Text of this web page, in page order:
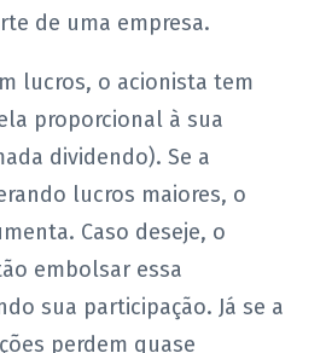
de uma empresa.
lucros, o acionista tem
proporcional à sua
dividendo). Se a
lucros maiores, o
Caso deseje, o
embolsar essa
sua participação. Já se a
perdem quase